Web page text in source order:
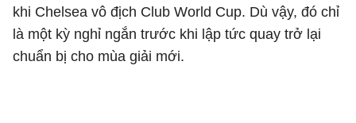
khi Chelsea vô địch Club World Cup. Dù vậy, đó chỉ
là một kỳ nghỉ ngắn trước khi lập tức quay trở lại
chuẩn bị cho mùa giải mới.